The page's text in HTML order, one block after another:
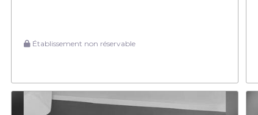
Établissement non réservable